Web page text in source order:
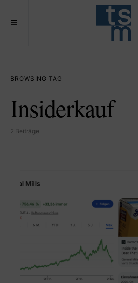
BROWSING TAG
Insiderkauf
2 Beiträge